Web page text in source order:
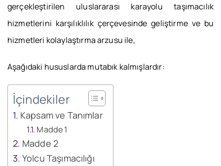
gerçekleştirilen uluslararası karayolu taşımacılık
hizmetlerini karşılıklılık çerçevesinde geliştirme ve bu
hizmetleri kolaylaştırma arzusu ile,
Aşağıdaki hususlarda mutabık kalmışlardır:
İçindekiler
Kapsam ve Tanımlar
Madde 1
Madde 2
Yolcu Taşımacılığı